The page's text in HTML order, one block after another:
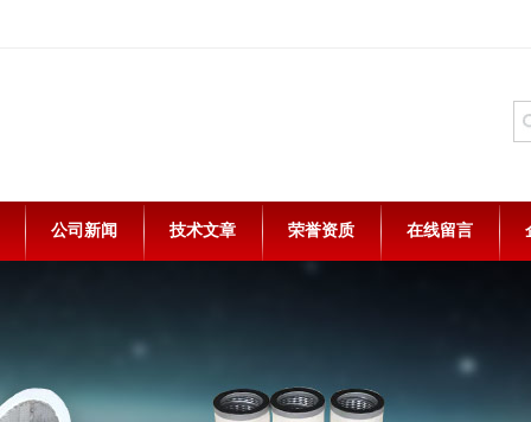
公司新闻 技术文章 荣誉资质 在线留言